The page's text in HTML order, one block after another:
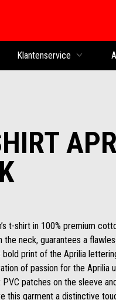
Klantenservice
t-shirt in 100% premium
neck, guarantees a
bold print of the Aprilia
of passion for the Aprilia
patches on the sleeve
this garment a distinctive